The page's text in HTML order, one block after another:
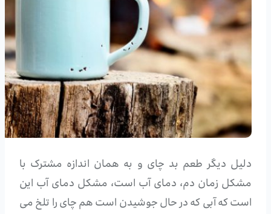
دلیل دیگر طعم بد چای و به همان اندازه مشترک با
مشکل زمان دم، دمای آب است، مشکل دمای آب این
است که آبی که در حال جوشیدن است هم چای را تلخ می